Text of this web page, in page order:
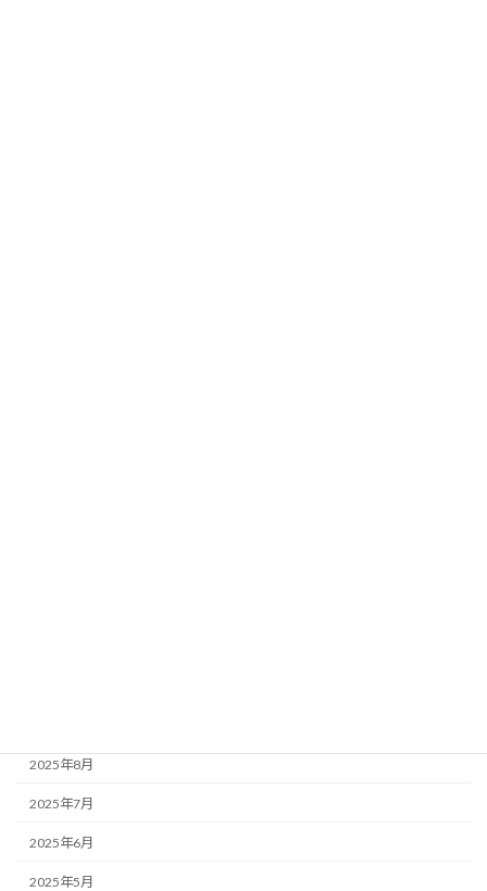
2025年8月
2025年7月
2025年6月
2025年5月